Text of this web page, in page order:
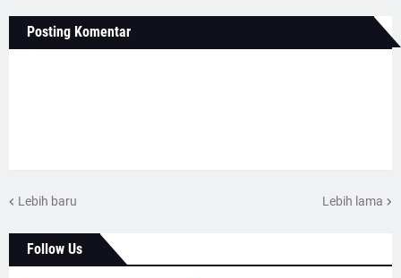
Posting Komentar
Lebih baru Lebih lama
Follow Us